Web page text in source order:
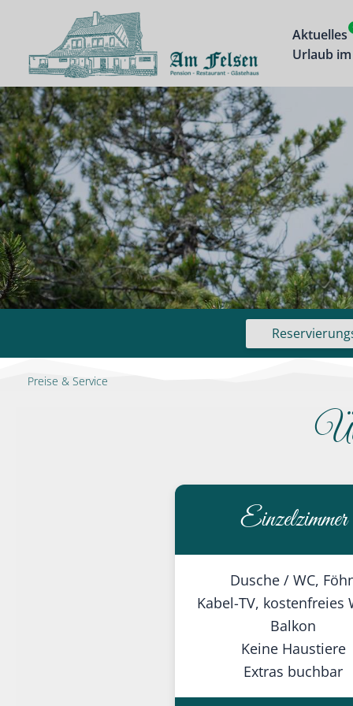
springen
Aktuelles
Urlaub
Preise & Service
Einzelzimmer
Dusche / WC,
Kabel-TV, kostenfreies
Balkon
Keine Haustiere
Extras buchbar